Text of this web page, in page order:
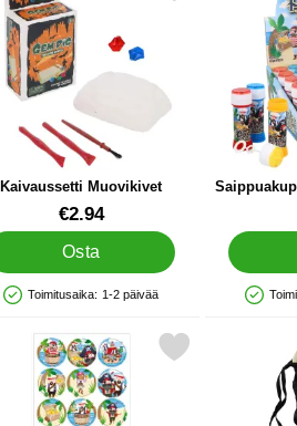
Kaivaussetti Muovikivet
86948€2.94
Osta
Saatavuus: Varastossa
Toimitusaika: 1-2 päivää
Tuote.nro
suosikiksiMerkitse merirosvo Tarrat suosikiksi